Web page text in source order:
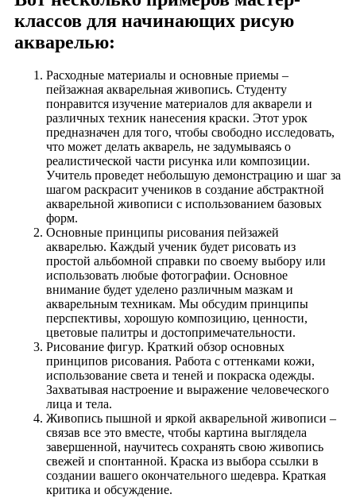
классов для начинающих рисую
акварелью:
Расходные материалы и основные приемы –
пейзажная акварельная живопись. Студенту
понравится изучение материалов для акварели и
различных техник нанесения краски. Этот урок
предназначен для того, чтобы свободно исследовать,
что может делать акварель, не задумываясь о
реалистической части рисунка или композиции.
Учитель проведет небольшую демонстрацию и шаг за
шагом раскрасит учеников в создание абстрактной
акварельной живописи с использованием базовых
форм.
Основные принципы рисования пейзажей
акварелью. Каждый ученик будет рисовать из
простой альбомной справки по своему выбору или
использовать любые фотографии. Основное
внимание будет уделено различным мазкам и
акварельным техникам. Мы обсудим принципы
перспективы, хорошую композицию, ценности,
цветовые палитры и достопримечательности.
Рисование фигур. Краткий обзор основных
принципов рисования. Работа с оттенками кожи,
использование света и теней и покраска одежды.
Захватывая настроение и выражение человеческого
лица и тела.
Живопись пышной и яркой акварельной живописи –
связав все это вместе, чтобы картина выглядела
завершенной, научитесь сохранять свою живопись
свежей и спонтанной. Краска из выбора ссылки в
создании вашего окончательного шедевра. Краткая
критика и обсуждение.